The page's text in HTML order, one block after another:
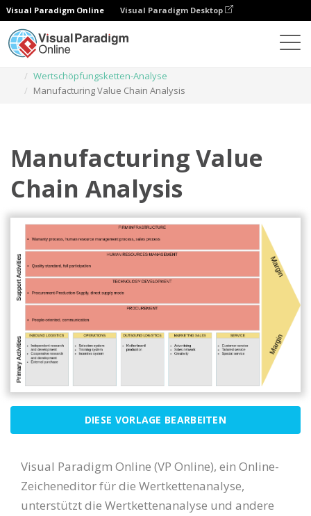
Visual Paradigm Online Visual Paradigm Desktop
Wertschöpfungsketten-Analyse
Manufacturing Value Chain Analysis
Manufacturing Value
Chain Analysis
DIESE VORLAGE BEARBEITEN
Visual Paradigm Online (VP Online), ein Online-
Zeicheneditor für die Wertkettenanalyse,
unterstützt die Wertkettenanalyse und andere